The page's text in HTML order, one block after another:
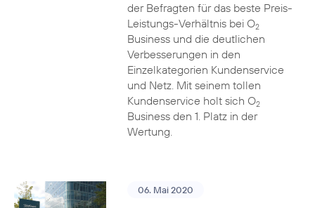
der Befragten für das beste Preis-
Leistungs-Verhältnis bei O2
Business und die deutlichen
Verbesserungen in den
Einzelkategorien Kundenservice
und Netz. Mit seinem tollen
Kundenservice holt sich O2
Business den 1. Platz in der
Wertung.
06. Mai 2020